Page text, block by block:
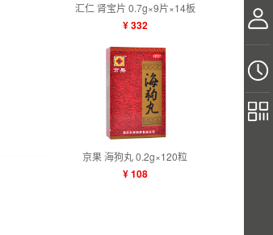
汇仁 肾宝片 0.7g×9片×14板
¥ 332
京果 海狗丸 0.2g×120粒
¥ 108